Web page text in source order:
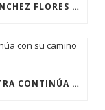
JOSÉ LUIS OLTRA ACOMPAÑARÁ A SÁNCHEZ FLORES EN EL SEVILLA FC
CONFERENCE LEAGUE. EL AEK DE OLTRA CONTINÚA CON SU CAMINO TRIUNFAL EN EUROPA